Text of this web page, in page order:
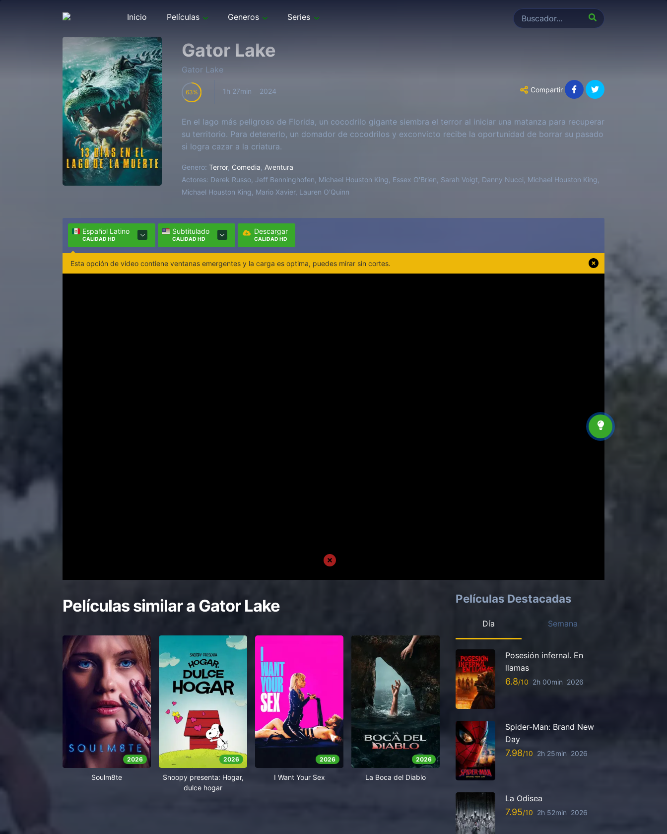
Inicio Películas Generos Series
Gator Lake
Gator Lake
63 1h 27min 2024 Compartir
En el lago más peligroso de Florida, un cocodrilo gigante siembra el terror al iniciar una matanza para recuperar
su territorio. Para detenerlo, un domador de cocodrilos y exconvicto recibe la oportunidad de borrar su pasado
si logra cazar a la criatura.
Genero: Terror, Comedia Aventura
Actores: Derek Russo, Jeff Benninghofen, Michael Houston King, Essex O'Brien, Sarah Voigt, Danny Nucci, Michael Houston King,
Michael Houston King, Mario Xavier, Lauren O'Quinn
Español Latino
CALIDAD HD
Subtitulado
CALIDAD HD
Descargar
CALIDAD HD
Esta opción de video contiene ventanas emergentes y la carga es optima, puedes mirar sin cortes.
Películas similar a Gator Lake
2026
Soulm8te
2026
Snoopy presenta: Hogar,
dulce hogar
2026
I Want Your Sex
2026
La Boca del Diablo
Películas Destacadas
Día Semana
Posesión infernal. En
llamas
6.8 2h 00min 2026
Spider-Man: Brand New
Day
7.98 2h 25min 2026
La Odisea
7.95 2h 52min 2026